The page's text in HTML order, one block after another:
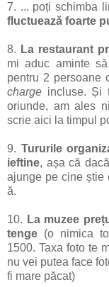
7. ... poți schimba
fluctuează foarte
8. La restaurant
mi aduc aminte
pentru 2 persoane
charge incluse. Și
oriunde, am ales
scrie aici la timpul
9. Tururile
ieftine, așa că
ajunge pe cine știe
ă.
10. La muzee
tenge (o nimica
1500. Taxa foto te
nu vei putea face
fi mare păcat)